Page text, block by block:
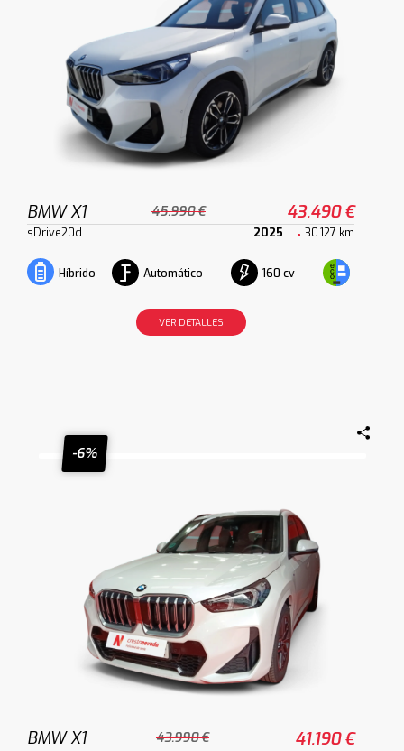
BMW X1 45.990 € 43.490 €
sDrive20d 2025 30.127 km
Híbrido Automático 160 cv
VER DETALLES
-6%
BMW X1 43.990 € 41.190 €